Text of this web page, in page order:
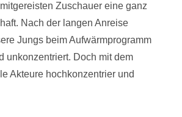
Zuschauer eine ganz
Nach der langen Anreise
Jungs beim Aufwärmprogramm
unkonzentriert. Doch mit dem
Akteure hochkonzentrier und